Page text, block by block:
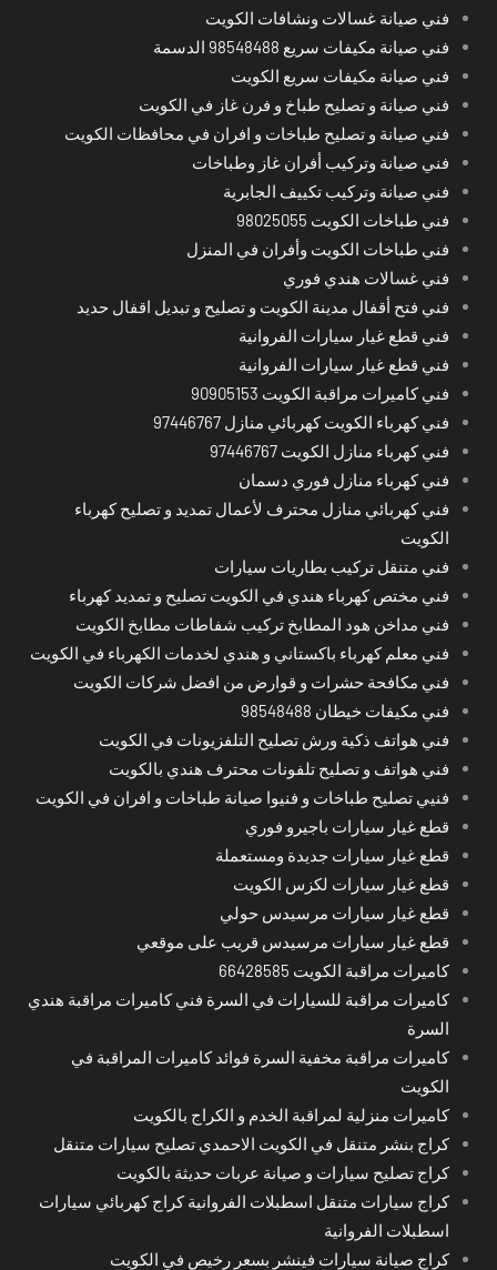
فني صيانة غسالات ونشافات الكويت
فني صيانة مكيفات سريع 98548488 الدسمة
فني صيانة مكيفات سريع الكويت
فني صيانة و تصليح طباخ و فرن غاز في الكويت
فني صيانة و تصليح طباخات و افران في محافظات الكويت
فني صيانة وتركيب أفران غاز وطباخات
فني صيانة وتركيب تكييف الجابرية
فني طباخات الكويت 98025055
فني طباخات الكويت وأفران في المنزل
فني غسالات هندي فوري
فني فتح أقفال مدينة الكويت و تصليح و تبديل اقفال حديد
فني قطع غيار سيارات الفروانية
فني قطع غيار سيارات الفروانية
فني كاميرات مراقبة الكويت 90905153
فني كهرباء الكويت كهربائي منازل 97446767
فني كهرباء منازل الكويت 97446767
فني كهرباء منازل فوري دسمان
فني كهربائي منازل محترف لأعمال تمديد و تصليح كهرباء
الكويت
فني متنقل تركيب بطاريات سيارات
فني مختص كهرباء هندي في الكويت تصليح و تمديد كهرباء
فني مداخن هود المطابخ تركيب شفاطات مطابخ الكويت
فني معلم كهرباء باكستاني و هندي لخدمات الكهرباء في الكويت
فني مكافحة حشرات و قوارض من افضل شركات الكويت
فني مكيفات خيطان 98548488
فني هواتف ذكية ورش تصليح التلفزيونات في الكويت
فني هواتف و تصليح تلفونات محترف هندي بالكويت
فنيي تصليح طباخات و فنيوا صيانة طباخات و افران في الكويت
قطع غيار سيارات باجيرو فوري
قطع غيار سيارات جديدة ومستعملة
قطع غيار سيارات لكزس الكويت
قطع غيار سيارات مرسيدس حولي
قطع غيار سيارات مرسيدس قريب على موقعي
كاميرات مراقبة الكويت 66428585
كاميرات مراقبة للسيارات في السرة فني كاميرات مراقبة هندي
السرة
كاميرات مراقبة مخفية السرة فوائد كاميرات المراقبة في
الكويت
كاميرات منزلية لمراقبة الخدم و الكراج بالكويت
كراج بنشر متنقل في الكويت الاحمدي تصليح سيارات متنقل
كراج تصليح سيارات و صيانة عربات حديثة بالكويت
كراج سيارات متنقل اسطبلات الفروانية كراج كهربائي سيارات
اسطبلات الفروانية
كراج صيانة سيارات فينشر بسعر رخيص في الكويت